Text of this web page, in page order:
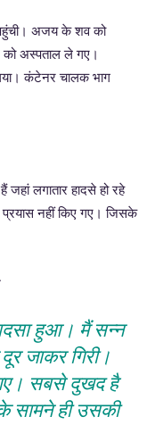
पहुंची। अजय के शव को
को अस्पताल ले गए।
कंटेनर चालक भाग
जहां लगातार हादसे हो रहे
नहीं किए गए। जिसके
हुआ। मैं सन्न
जाकर गिरी।
सबसे दुखद है
सामने ही उसकी